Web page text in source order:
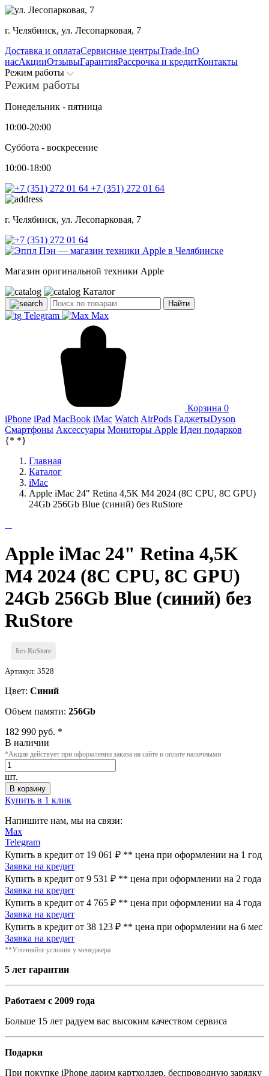
г. Челябинск, ул. Лесопарковая, 7
Доставка и оплатаСервисные центрыTrade-InО
насАкцииОтзывыГарантияРассрочка и кредитКонтакты
Режим работы
Режим работы
Понедельник - пятница
10:00-20:00
Суббота - воскресение
10:00-18:00
+7 (351) 272 01 64
г. Челябинск, ул. Лесопарковая, 7
Магазин оригинальной техники Apple
Каталог
Найти
Telegram Max
Корзина 0
iPhone iPad MacBook iMac Watch AirPods ГаджетыDyson
Смартфоны Аксессуары Мониторы Apple Идеи подарков
{* *}
Главная
Каталог
iMac
Apple iMac 24" Retina 4,5K M4 2024 (8C CPU, 8C GPU)
24Gb 256Gb Blue (синий) без RuStore
Apple iMac 24" Retina 4,5K
M4 2024 (8C CPU, 8C GPU)
24Gb 256Gb Blue (синий) без
RuStore
Без RuStore
Артикул: 3528
Цвет: Синий
Объем памяти: 256Gb
182 990 руб. *
В наличии
*Акция действует при оформлении заказа на сайте и оплате наличными
шт.
В корзину
Купить в 1 клик
Напишите нам, мы на связи:
Max
Telegram
Купить в кредит от 19 061 ₽ ** цена при оформлении на 1 год
Заявка на кредит
Купить в кредит от 9 531 ₽ ** цена при оформлении на 2 года
Заявка на кредит
Купить в кредит от 4 765 ₽ ** цена при оформлении на 4 года
Заявка на кредит
Купить в кредит от 38 123 ₽ ** цена при оформлении на 6 мес
Заявка на кредит
**Уточняйте условия у менеджера
5 лет гарантии
Работаем с 2009 года
Больше 15 лет радуем вас высоким качеством сервиса
Подарки
При покупке iPhone дарим картхолдер, беспроводную зарядку